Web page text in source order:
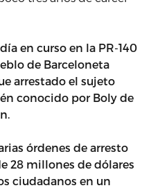
en curso en la PR-140
de Barceloneta
arrestado el sujeto
conocido por Boly de
órdenes de arresto
28 millones de dólares
ciudadanos en un